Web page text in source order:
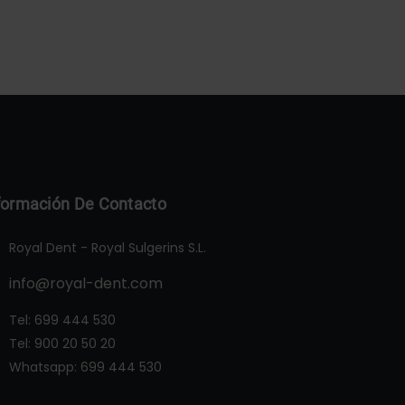
De Contacto
Royal Dent - Royal Sulgerins S.L.
info@royal-dent.com
Tel: 699 444 530
Tel: 900 20 50 20
Whatsapp: 699 444 530